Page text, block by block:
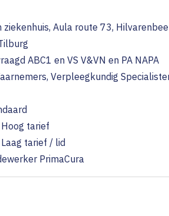
lijn
Incident
vragen
Zorg (Wlz)
ziekenhuis, Aula route 73,
ABC1 en VS V&VN en PA NAPA
Verpleegkundig
tarief
tarief / lid
PrimaCura